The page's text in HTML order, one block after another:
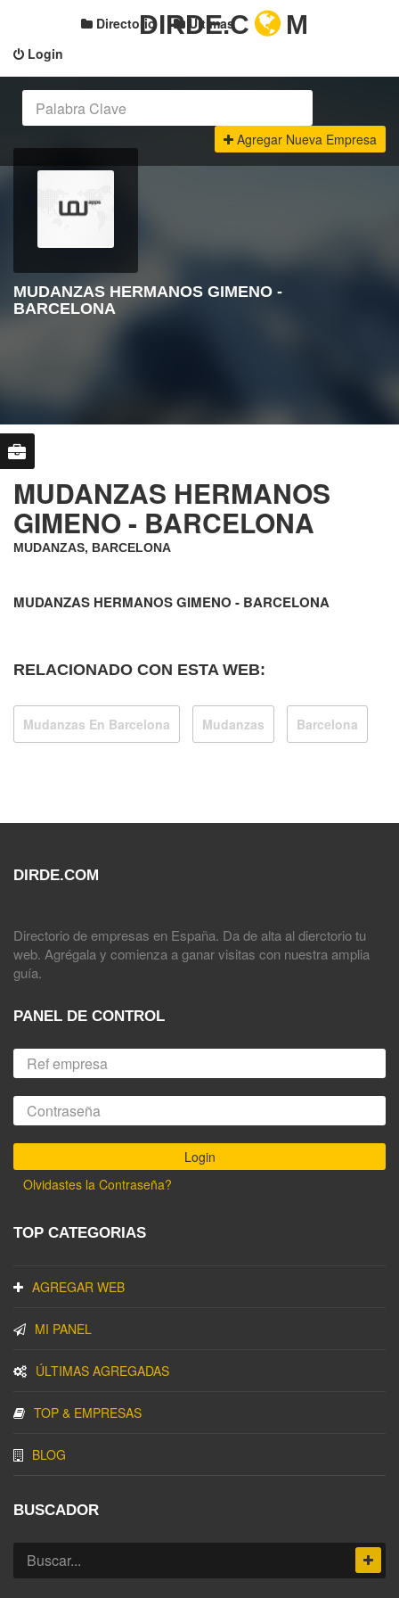
Login
Directorio Últimas
DIRDE.C M
Agregar Nueva Empresa
MUDANZAS HERMANOS GIMENO -
BARCELONA
MUDANZAS HERMANOS
GIMENO - BARCELONA
MUDANZAS, BARCELONA
MUDANZAS HERMANOS GIMENO - BARCELONA
RELACIONADO CON ESTA WEB:
Mudanzas En Barcelona Mudanzas Barcelona
DIRDE.COM
Directorio de empresas en España. Da de alta al dierctorio tu
web. Agrégala y comienza a ganar visitas con nuestra amplia
guía.
PANEL DE CONTROL
Olvidastes la Contraseña?
TOP CATEGORIAS
AGREGAR WEB
MI PANEL
ÚLTIMAS AGREGADAS
TOP & EMPRESAS
BLOG
BUSCADOR